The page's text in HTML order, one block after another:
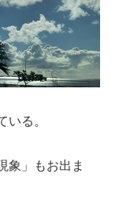
いる。
象」もお出ま